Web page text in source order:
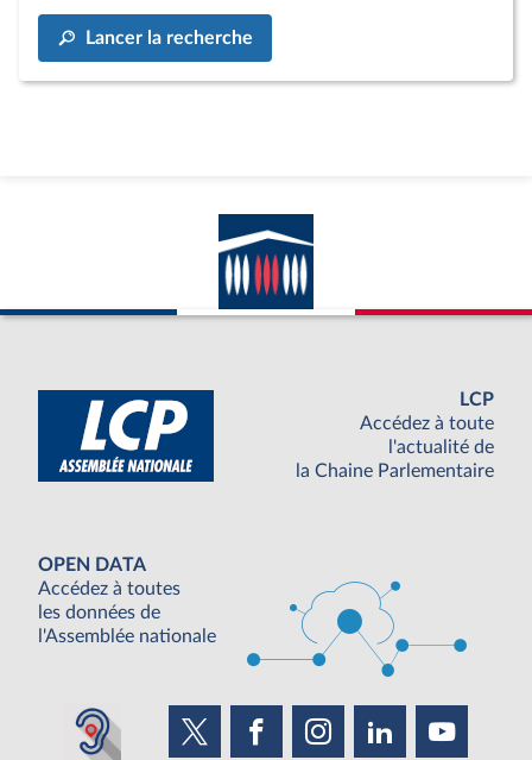
Lancer la recherche
LCP
Accédez à toute
l'actualité de
la Chaine Parlementaire
OPEN DATA
Accédez à toutes
les données de
l'Assemblée nationale